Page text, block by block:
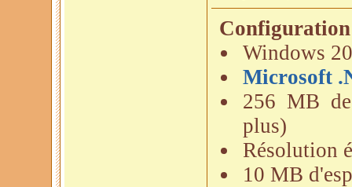
Windows
Microsoft
256 MB
plus)
Résolution
10 MB